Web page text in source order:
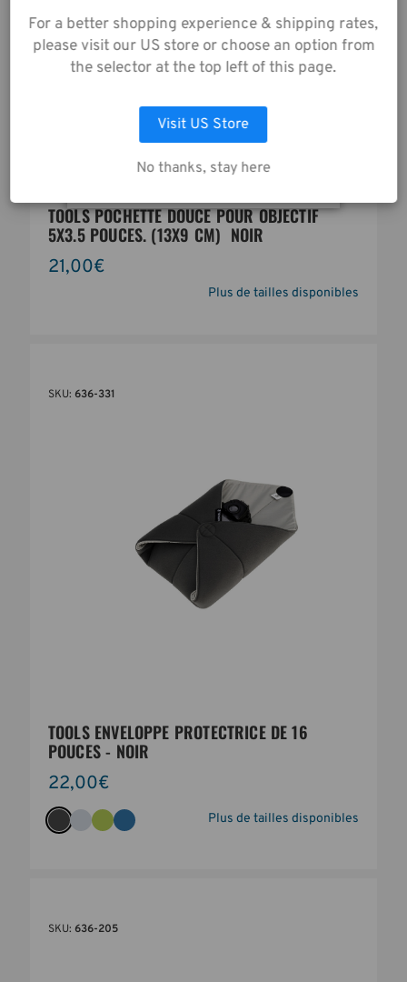
TOOLS POCHETTE DOUCE POUR OBJECTIF
5X3.5 POUCES. (13X9 CM)  NOIR
21,00€
Plus de tailles disponibles
SKU: 636-331
TOOLS ENVELOPPE PROTECTRICE DE 16
POUCES - NOIR
22,00€
Plus de tailles disponibles
SKU: 636-205
notreAvis de
Confidentialité.
LAISSEZ MOI CHOISIR
ACCEPTER TOUS LES COOKIES
For a better shopping experience & shipping rates,
please visit our US store or choose an option from
the selector at the top left of this page.
Visit US Store
No thanks, stay here